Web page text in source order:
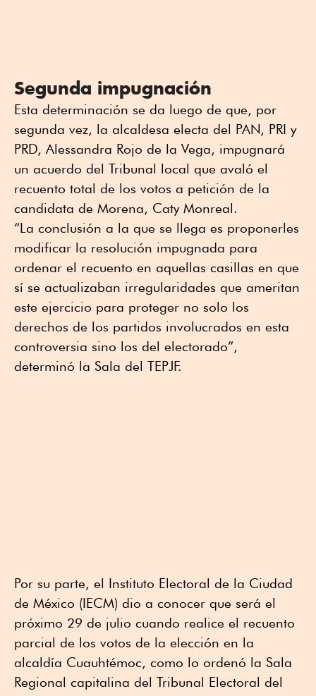
Segunda impugnación
Esta determinación se da luego de que, por
segunda vez, la alcaldesa electa del PAN, PRI y
PRD, Alessandra Rojo de la Vega, impugnará
un acuerdo del Tribunal local que avaló el
recuento total de los votos a petición de la
candidata de Morena, Caty Monreal.
“La conclusión a la que se llega es proponerles
modificar la resolución impugnada para
ordenar el recuento en aquellas casillas en que
sí se actualizaban irregularidades que ameritan
este ejercicio para proteger no solo los
derechos de los partidos involucrados en esta
controversia sino los del electorado”,
determinó la Sala del TEPJF.
Por su parte, el Instituto Electoral de la Ciudad
de México (IECM) dio a conocer que será el
próximo 29 de julio cuando realice el recuento
parcial de los votos de la elección en la
alcaldía Cuauhtémoc, como lo ordenó la Sala
Regional capitalina del Tribunal Electoral del